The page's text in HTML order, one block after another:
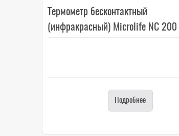
Термометр бесконтактный
(инфракрасный) Microlife NC 200
Подробнее